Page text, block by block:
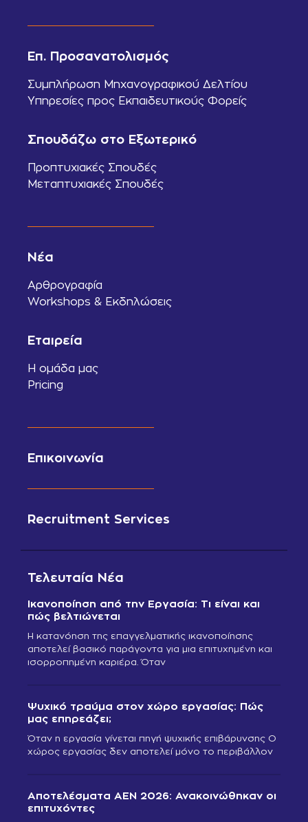
Επ. Προσανατολισμός
Συμπλήρωση Μηχανογραφικού Δελτίου
Υπηρεσίες προς Εκπαιδευτικούς Φορείς
Σπουδάζω στο Εξωτερικό
Προπτυχιακές Σπουδές
Μεταπτυχιακές Σπουδές
Νέα
Αρθρογραφία
Workshops & Εκδηλώσεις
Εταιρεία
Η ομάδα μας
Pricing
Επικοινωνία
Recruitment Services
Τελευταία Νέα
Ικανοποίηση από την Εργασία: Τι είναι και
πώς βελτιώνεται
Η κατανόηση της επαγγελματικής ικανοποίησης
αποτελεί βασικό παράγοντα για μια επιτυχημένη και
ισορροπημένη καριέρα. Όταν
Ψυχικό τραύμα στον χώρο εργασίας: Πώς
μας επηρεάζει;
Όταν η εργασία γίνεται πηγή ψυχικής επιβάρυνσης Ο
χώρος εργασίας δεν αποτελεί μόνο το περιβάλλον
Αποτελέσματα ΑΕΝ 2026: Ανακοινώθηκαν οι
επιτυχόντες